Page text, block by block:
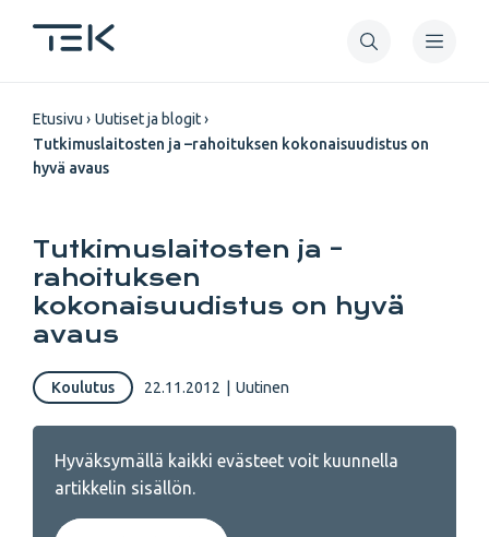
pääsisältöön
Murupolku
Etusivu
Uutiset ja blogit
Tutkimuslaitosten ja –rahoituksen kokonaisuudistus on
hyvä avaus
Tutkimuslaitosten ja –
rahoituksen
kokonaisuudistus on hyvä
avaus
Koulutus 22.11.2012 Uutinen
Hyväksymällä kaikki evästeet voit kuunnella
artikkelin sisällön.